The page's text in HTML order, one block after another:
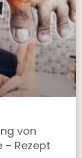
von
Rezept